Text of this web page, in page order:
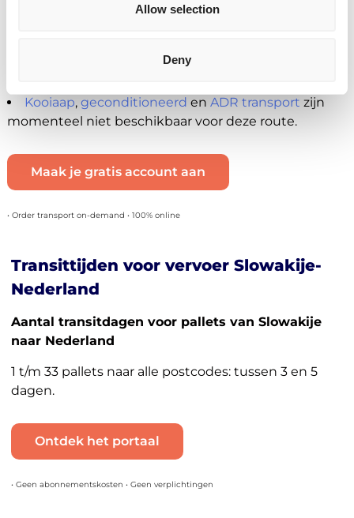
Allow selection
Deny
Je kan momenteel geenpakketten versturen
Slowakije-Nederland. Dit is enkel mogelijk voor
Kooiaap, geconditioneerd en ADR transport zijn
momenteel niet beschikbaar voor deze route.
Maak je gratis account aan
• Order transport on-demand • 100% online
Transittijden voor vervoer Slowakije-
Nederland
Aantal transitdagen voor pallets van Slowakije
naar Nederland
1 t/m 33 pallets naar alle postcodes: tussen 3 en 5
dagen.
Ontdek het portaal
• Geen abonnementskosten • Geen verplichtingen